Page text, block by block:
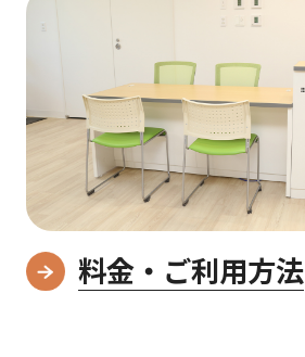
料金・ご利用方法